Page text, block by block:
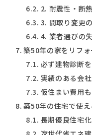
2. 耐震性・断
3. 間取り変更
4. 業者選びの
築50年の家をリフ
必ず建物診断
実績のある会
仮住まい費用
築50年の住宅で使
長期優良住宅